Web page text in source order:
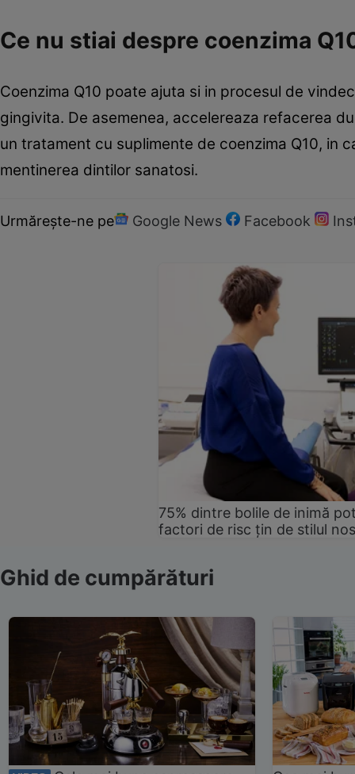
Ce nu stiai despre coenzima
Coenzima Q10 poate ajuta si in procesul de
gingivita. De asemenea, accelereaza refacerea
un tratament cu suplimente de coenzima Q10, in
mentinerea dintilor sanatosi.
Urmărește-ne pe Google News Facebook
75% dintre bolile de inimă
factori de risc țin de stilul
Ghid de cumpărături